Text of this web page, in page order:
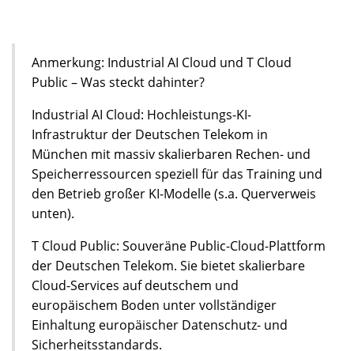
Anmerkung: Industrial AI Cloud und T Cloud
Public – Was steckt dahinter?
Industrial AI Cloud: Hochleistungs-KI-
Infrastruktur der Deutschen Telekom in
München mit massiv skalierbaren Rechen- und
Speicherressourcen speziell für das Training und
den Betrieb großer KI-Modelle (s.a. Querverweis
unten).
T Cloud Public: Souveräne Public-Cloud-Plattform
der Deutschen Telekom. Sie bietet skalierbare
Cloud-Services auf deutschem und
europäischem Boden unter vollständiger
Einhaltung europäischer Datenschutz- und
Sicherheitsstandards.